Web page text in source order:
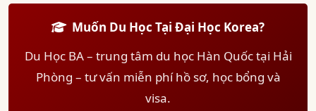
Muốn Du Học Tại Đại Học Korea?
Du Học BA – trung tâm du học Hàn Quốc tại Hải
Phòng – tư vấn miễn phí hồ sơ, học bổng và
visa.